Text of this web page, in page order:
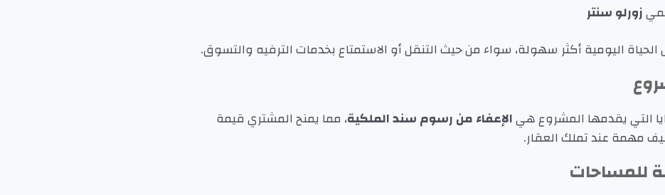
زورلو سنتر
اليومية أكثر سهولة، سواء من حيث التنقل أو الاستمتاع بخدمات الترفيه والتسوق.
التي يقدمها المشروع هيالإعفاء من رسوم سند الملكية، مما يمنح المشتري قيمة
مهمة عند تملك العقار.
للمساحات